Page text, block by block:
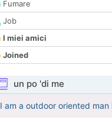
Fumare
Job
I miei amici
Joined
un po 'di me
I am a outdoor oriented